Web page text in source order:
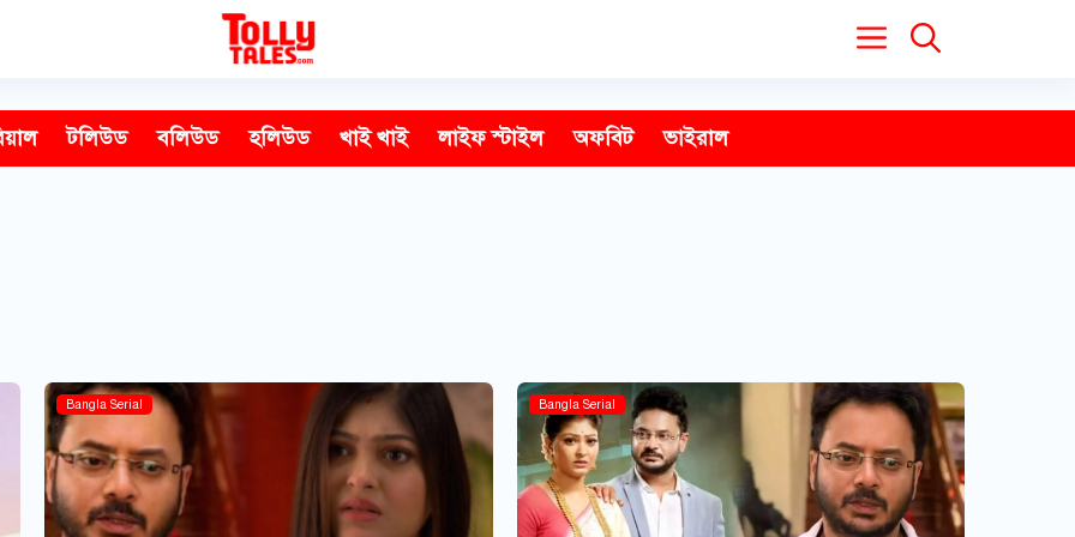
টলিউড বলিউড হলিউড খাই খাই লাইফ স্টাইল অফবিট ভাইরাল
Bangla Serial Bangla Serial